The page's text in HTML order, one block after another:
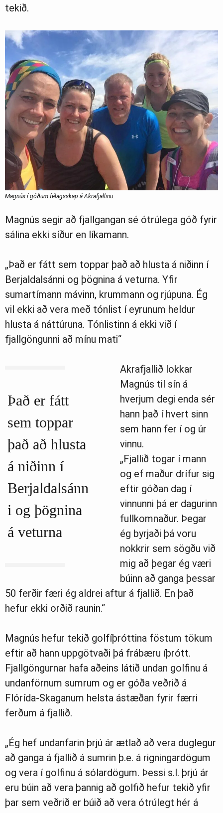
tekið.
Magnús í góðum félagsskap á Akrafjallinu.
Magnús segir að fjallgangan sé ótrúlega góð fyrir
sálina ekki síður en líkamann.
„Það er fátt sem toppar það að hlusta á niðinn í
Berjaldalsánni og þögnina á veturna. Yfir
sumartímann mávinn, krummann og rjúpuna. Ég
vil ekki að vera með tónlist í eyrunum heldur
hlusta á náttúruna. Tónlistinn á ekki við í
fjallgöngunni að mínu mati“
Það er fátt
sem toppar
það að hlusta
á niðinn í
Berjaldalsánn
i og þögnina
á veturna
Akrafjallið lokkar
Magnús til sín á
hverjum degi enda sér
hann það í hvert sinn
sem hann fer í og úr
vinnu.
„Fjallið togar í mann
og ef maður drífur sig
eftir góðan dag í
vinnunni þá er dagurinn
fullkomnaður. Þegar
ég byrjaði þá voru
nokkrir sem sögðu við
mig að þegar ég væri
búinn að ganga þessar
50 ferðir færi ég aldrei aftur á fjallið. En það
hefur ekki orðið raunin.“
Magnús hefur tekið golfíþróttina föstum tökum
eftir að hann uppgötvaði þá frábæru íþrótt.
Fjallgöngurnar hafa aðeins látið undan golfinu á
undanförnum sumrum og er góða veðrið á
Flórída-Skaganum helsta ástæðan fyrir færri
ferðum á fjallið.
„Ég hef undanfarin þrjú ár ætlað að vera duglegur
að ganga á fjallið á sumrin þ.e. á rigningardögum
og vera í golfinu á sólardögum. Þessi s.l. þrjú ár
eru búin að vera þannig að golfið hefur tekið yfir
þar sem veðrið er búið að vera ótrúlegt hér á